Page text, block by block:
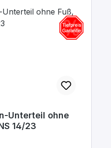
Unterteil ohne
14/23